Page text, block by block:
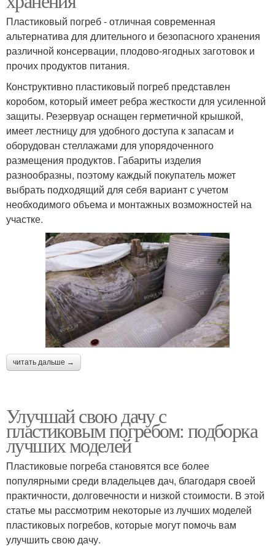
Пластиковый погреб - отличная современная
альтернатива для длительного и безопасного хранения
различной консервации, плодово-ягодных заготовок и
прочих продуктов питания.
Конструктивно пластиковый погреб представлен
коробом, который имеет ребра жесткости для усиленной
защиты. Резервуар оснащен герметичной крышкой,
имеет лестницу для удобного доступа к запасам и
оборудован стеллажами для упорядоченного
размещения продуктов. Габариты изделия
разнообразны, поэтому каждый покупатель может
выбрать подходящий для себя вариант с учетом
необходимого объема и монтажных возможностей на
участке.
читать дальше →
Улучшай свою дачу с
пластиковым погребом: подборка
лучших моделей
Пластиковые погреба становятся все более
популярными среди владельцев дач, благодаря своей
практичности, долговечности и низкой стоимости. В этой
статье мы рассмотрим некоторые из лучших моделей
пластиковых погребов, которые могут помочь вам
улучшить свою дачу.